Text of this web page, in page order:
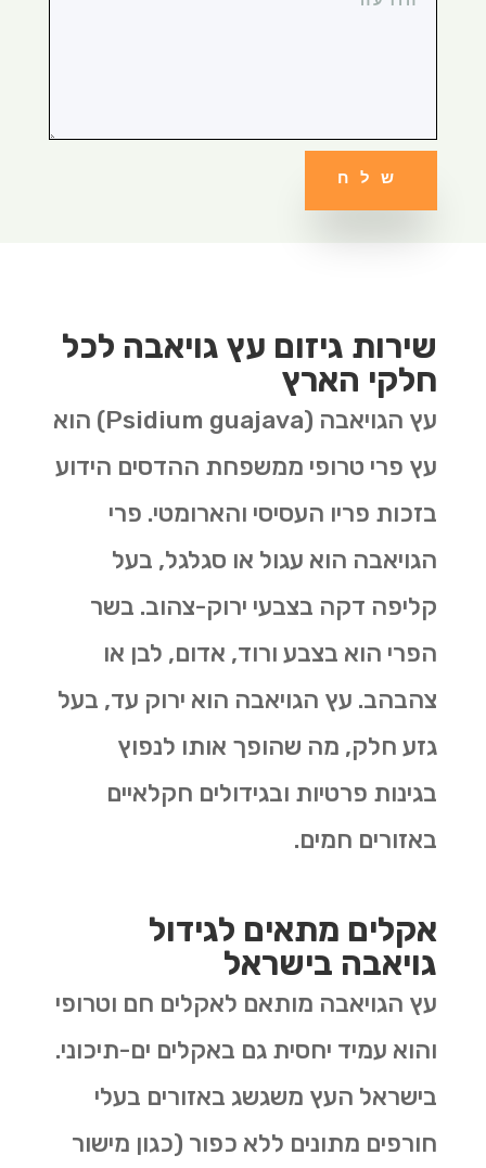
שלח
שירות גיזום עץ גויאבה לכל
חלקי הארץ
עץ הגויאבה (Psidium guajava)
הוא
עץ פרי טרופי ממשפחת ההדסים הידוע
בזכות פריו העסיסי והארומטי. פרי
הגויאבה הוא עגול או סגלגל, בעל
קליפה דקה בצבעי ירוק-צהוב. בשר
הפרי הוא בצבע ורוד, אדום, לבן או
צהבהב. עץ הגויאבה הוא ירוק עד, בעל
גזע חלק, מה שהופך אותו לנפוץ
בגינות פרטיות ובגידולים חקלאיים
באזורים חמים.
אקלים מתאים לגידול
גויאבה בישראל
עץ הגויאבה מותאם לאקלים חם וטרופי
והוא עמיד יחסית גם באקלים ים-תיכוני.
בישראל העץ משגשג באזורים בעלי
חורפים מתונים ללא כפור (כגון מישור